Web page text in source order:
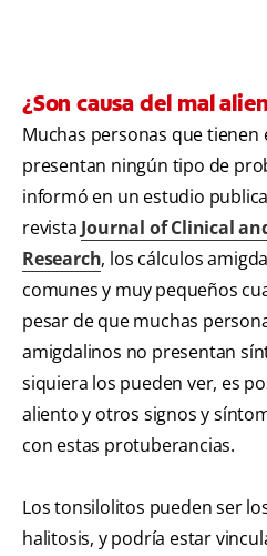
¿Son causa del mal
Muchas personas que tienen
presentan ningún tipo de
informó en un estudio
revista Journal of Clinical
Research, los cálculos
comunes y muy pequeños
pesar de que muchas
amigdalinos no presentan
siquiera los pueden ver, es
aliento y otros signos y
con estas protuberancias.
Los tonsilolitos pueden ser
halitosis, y podría estar